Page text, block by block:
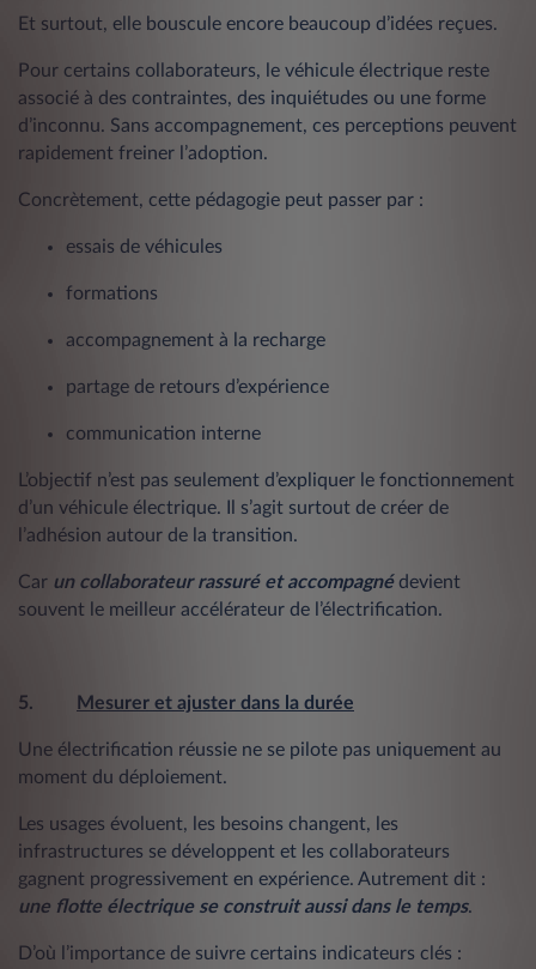
Et surtout, elle bouscule encore beaucoup d’idées reçues.
Pour certains collaborateurs, le véhicule électrique reste
associé à des contraintes, des inquiétudes ou une forme
d’inconnu. Sans accompagnement, ces perceptions peuvent
rapidement freiner l’adoption.
Concrètement, cette pédagogie peut passer par :
essais de véhicules
formations
accompagnement à la recharge
partage de retours d’expérience
communication interne
L’objectif n’est pas seulement d’expliquer le fonctionnement
d’un véhicule électrique. Il s’agit surtout de créer de
l’adhésion autour de la transition.
Car un collaborateur rassuré et accompagnédevient
souvent le meilleur accélérateur de l’électrification.
5. Mesurer et ajuster dans la durée
Une électrification réussie ne se pilote pas uniquement au
moment du déploiement.
Les usages évoluent, les besoins changent, les
infrastructures se développent et les collaborateurs
gagnent progressivement en expérience. Autrement dit :
une flotte électrique se construit aussi dans le temps.
D’où l’importance de suivre certains indicateurs clés :